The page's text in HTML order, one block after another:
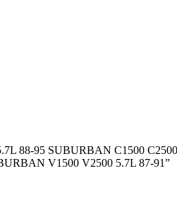
88-95 SUBURBAN C1500
V1500 V2500 5.7L 87-91”